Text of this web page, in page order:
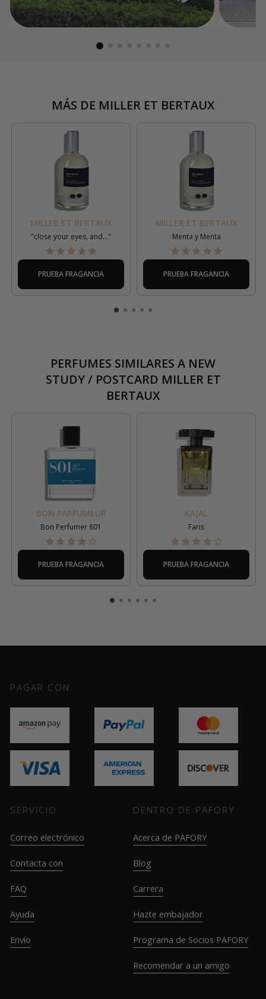
MÁS DE MILLER ET BERTAUX
MILLER ET BERTAUX
"close your eyes, and..."
PRUEBA FRAGANCIA
MILLER ET BERTAUX
Menta y Menta
PRUEBA FRAGANCIA
PERFUMES SIMILARES A NEW
STUDY / POSTCARD MILLER ET
BERTAUX
BON PARFUMEUR
Bon Perfumer 801
PRUEBA FRAGANCIA
KAJAL
Faris
PRUEBA FRAGANCIA
PAGAR CON
SERVICIO
Correo electrónico
Contacta con
FAQ
Ayuda
Envío
DENTRO DE PAFORY
Acerca de PAFORY
Blog
Carrera
Hazte embajador
Programa de Socios PAFORY
Recomendar a un amigo